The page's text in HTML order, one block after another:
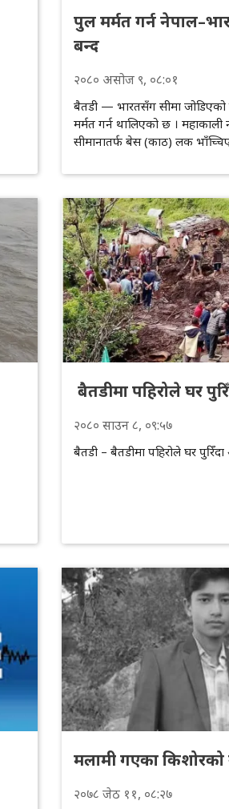
पुल मर्मत गर्न
बन्द
२०८० असोज ९, ०८:०१
बैतडी — भारतसँग सीमा
मर्मत गर्न थालिएको छ ।
सीमानातर्फ बेस (काठ) लक
बैतडीमा पहिरोले घर
२०८० साउन८, ०९:५७
बैतडी – बैतडीमा पहिरोले घर
मलामी गएका किशोरको
२०७८ जेठ ११, ०८:२७